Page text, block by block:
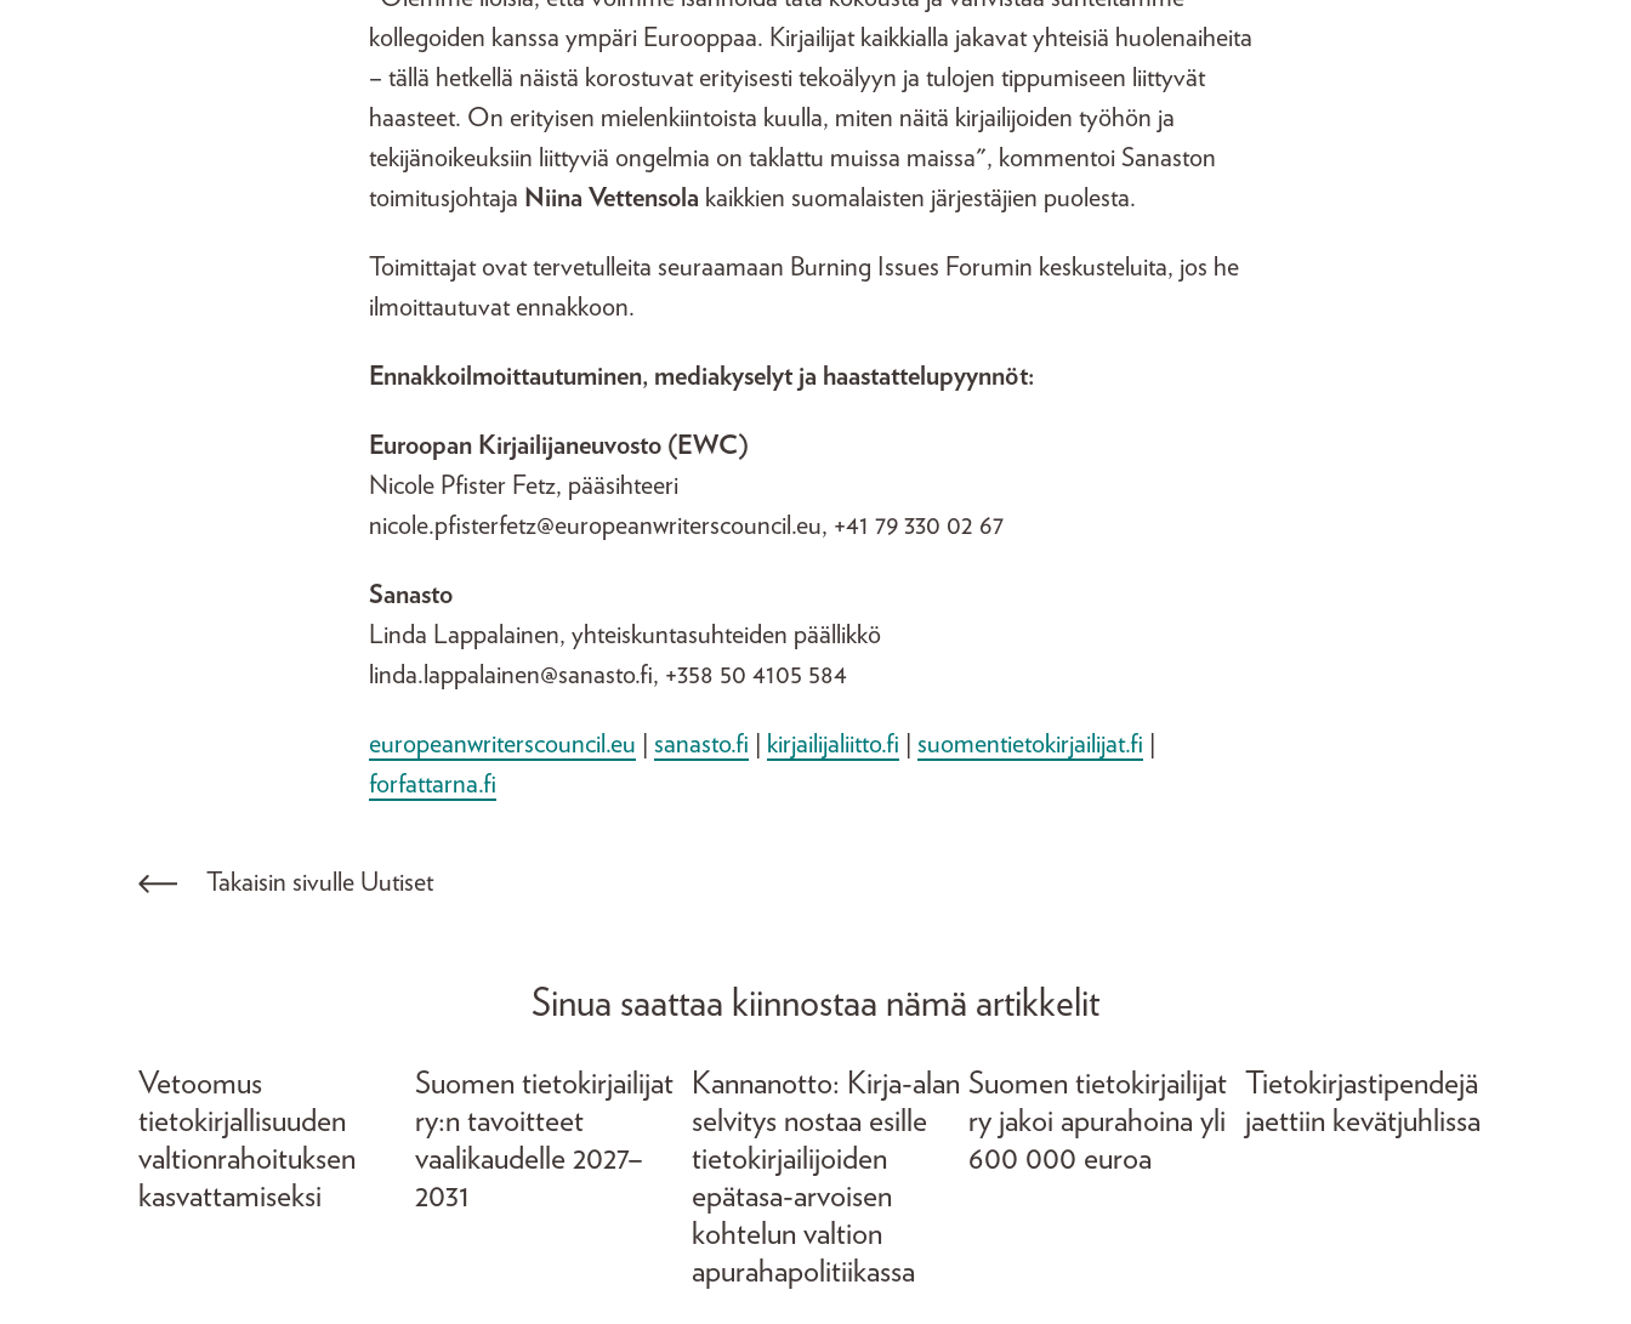
kollegoiden kanssa ympäri Eurooppaa. Kirjailijat kaikkialla jakavat yhteisiä huolenaiheita
– tällä hetkellä näistä korostuvat erityisesti tekoälyyn ja tulojen tippumiseen liittyvät
haasteet. On erityisen mielenkiintoista kuulla, miten näitä kirjailijoiden työhön ja
tekijänoikeuksiin liittyviä ongelmia on taklattu muissa maissa", kommentoi Sanaston
toimitusjohtaja Niina Vettensola kaikkien suomalaisten järjestäjien puolesta.
Toimittajat ovat tervetulleita seuraamaan Burning Issues Forumin keskusteluita, jos he
ilmoittautuvat ennakkoon.
Ennakkoilmoittautuminen, mediakyselyt ja haastattelupyynnöt:
Euroopan Kirjailijaneuvosto (EWC)
Nicole Pfister Fetz, pääsihteeri
nicole.pfisterfetz@europeanwriterscouncil.eu, +41 79 330 02 67
Sanasto
Linda Lappalainen, yhteiskuntasuhteiden päällikkö
linda.lappalainen@sanasto.fi, +358 50 4105 584
europeanwriterscouncil.eu sanasto.fi kirjailijaliitto.fi suomentietokirjailijat.fi
forfattarna.fi
Takaisin sivulle Uutiset
Sinua saattaa kiinnostaa nämä artikkelit
Vetoomus
tietokirjallisuuden
valtionrahoituksen
kasvattamiseksi
Suomen tietokirjailijat
ry:n tavoitteet
vaalikaudelle 2027–
2031
Kannanotto: Kirja-alan
selvitys nostaa esille
tietokirjailijoiden
epätasa-arvoisen
kohtelun valtion
apurahapolitiikassa
Suomen tietokirjailijat
ry jakoi apurahoina yli
600 000 euroa
Tietokirjastipendejä
jaettiin kevätjuhlissa